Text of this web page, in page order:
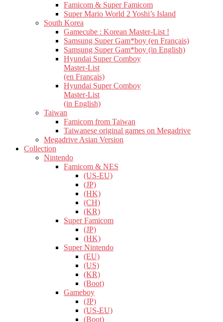
Famicom & Super Famicom
Super Mario World 2 Yoshi’s Island
South Korea
Gamecube : Korean Master-List !
Samsung Super Gam*boy (en Français)
Samsung Super Gam*boy (in English)
Hyundai Super Comboy
Master-List
(en Français)
Hyundai Super Comboy
Master-List
(in English)
Taiwan
Famicom from Taiwan
Taiwanese original games on Megadrive
Megadrive Asian Version
Collection
Nintendo
Famicom & NES
(US-EU)
(JP)
(HK)
(CH)
(KR)
Super Famicom
(JP)
(HK)
Super Nintendo
(EU)
(US)
(KR)
(Boot)
Gameboy
(JP)
(US-EU)
(Boot)